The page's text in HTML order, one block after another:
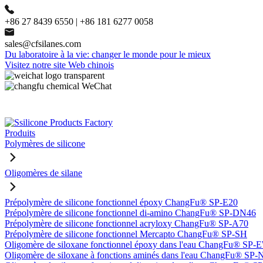
+86 27 8439 6550 | +86 181 6277 0058
sales@cfsilanes.com
Du laboratoire à la vie: changer le monde pour le mieux
Visitez notre site Web chinois
Produits
Polymères de silicone
Oligomères de silane
Prépolymère de silicone fonctionnel époxy ChangFu® SP-E20
Prépolymère de silicone fonctionnel di-amino ChangFu® SP-DN46
Prépolymère de silicone fonctionnel acryloxy ChangFu® SP-A70
Prépolymère de silicone fonctionnel Mercapto ChangFu® SP-SH
Oligomère de siloxane fonctionnel époxy dans l'eau ChangFu® SP-
Oligomère de siloxane à fonctions aminés dans l'eau ChangFu® SP-